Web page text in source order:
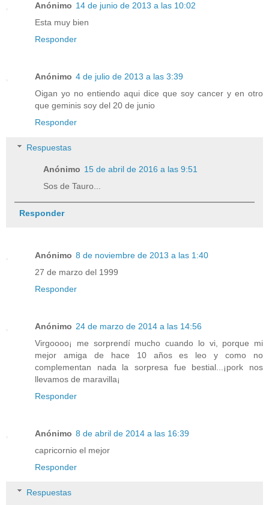
Anónimo 14 de junio de 2013 a las 10:02
Esta muy bien
Responder
Anónimo 4 de julio de 2013 a las 3:39
Oigan yo no entiendo aqui dice que soy cancer y en otro
que geminis soy del 20 de junio
Responder
Respuestas
Anónimo 15 de abril de 2016 a las 9:51
Sos de Tauro...
Responder
Anónimo 8 de noviembre de 2013 a las 1:40
27 de marzo del 1999
Responder
Anónimo 24 de marzo de 2014 a las 14:56
Virgoooo¡ me sorprendí mucho cuando lo vi, porque mi
mejor amiga de hace 10 años es leo y como no
complementan nada la sorpresa fue bestial...¡pork nos
llevamos de maravilla¡
Responder
Anónimo 8 de abril de 2014 a las 16:39
capricornio el mejor
Responder
Respuestas